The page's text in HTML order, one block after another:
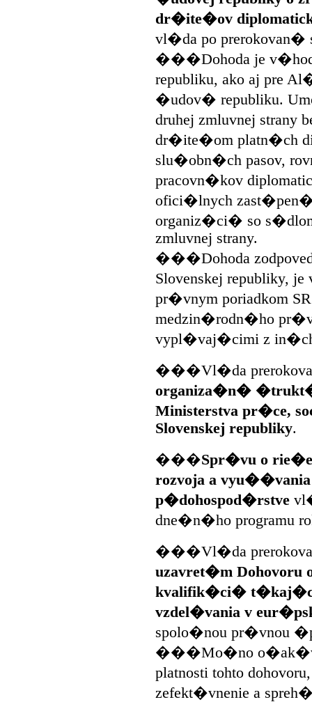
dr�ite�ov
vl�da po
���Dohoda je
republiku, ako aj pre
�udov� republiku.
druhej zmluvnej
dr�ite�om platn�ch
slu�obn�ch pasov,
pracovn�kov
ofici�lnych
organiz�ci� so
zmluvnej strany.
���Dohoda
Slovenskej republiky,
pr�vnym poriadkom
medzin�rodn�ho
vypl�vaj�cimi z in�ch
���Vl�da
organiza�n�
Ministerstva pr�ce,
Slovenskej republiky.
���Spr�vu o
rozvoja a
p�dohospod�rstve
dne�n�ho programu
���Vl�da
uzavret�m
kvalifik�ci�
vzdel�vania v
spolo�nou pr�vnou
���Mo�no
platnosti tohto
zefekt�vnenie a